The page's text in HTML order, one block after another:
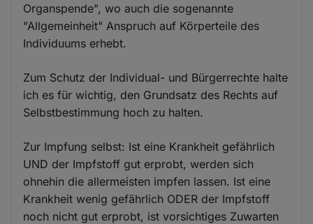
Organspende", wo auch die sogenannte
"Allgemeinheit" Anspruch auf Körperteile des
Individuums erhebt.
Zum Schutz der Individual- und Bürgerrechte halte
ich es für wichtig, den Grundsatz des Rechts auf
Selbstbestimmung hoch zu halten.
Zur Impfung selbst: Ist eine Krankheit gefährlich
UND der Impfstoff gut erprobt, werden sich
ohnehin die allermeisten impfen lassen. Ist eine
Krankheit wenig gefährlich ODER der Impfstoff
noch nicht gut erprobt, ist vorsichtiges Zuwarten